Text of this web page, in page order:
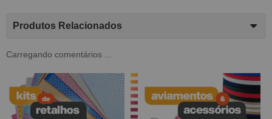
Produtos Relacionados
Carregando comentários ...